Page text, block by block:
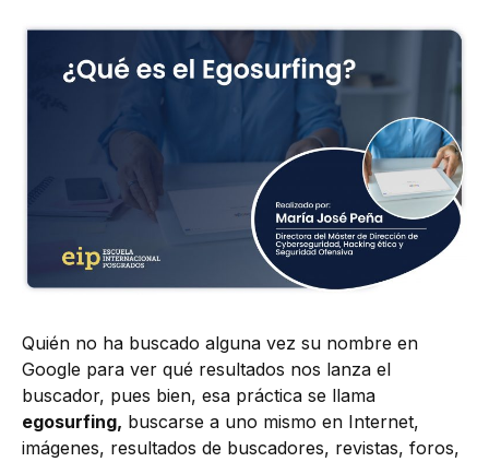
Quién no ha buscado alguna vez su nombre en
Google para ver qué resultados nos lanza el
buscador, pues bien, esa práctica se llama
egosurfing, buscarse a uno mismo en Internet,
imágenes, resultados de buscadores, revistas, foros,